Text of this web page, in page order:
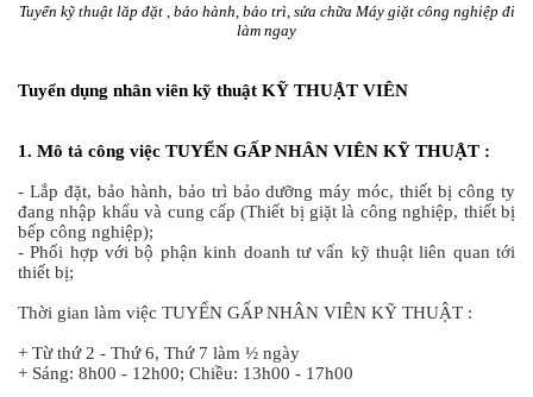
Tuyển kỹ thuật lăp đặt , bảo hành, bảo trì, sửa chữa Máy giặt công nghiệp đi
làm ngay
Tuyển dụng nhân viên kỹ thuật KỸ THUẬT VIÊN
1. Mô tả công việc TUYỂN GẤP NHÂN VIÊN KỸ THUẬT :
- Lắp đặt, bảo hành, bảo trì bảo dưỡng máy móc, thiết bị công ty
đang nhập khẩu và cung cấp (Thiết bị giặt là công nghiệp, thiết bị
bếp công nghiệp);
- Phối hợp với bộ phận kinh doanh tư vấn kỹ thuật liên quan tới
thiết bị;
Thời gian làm việc TUYỂN GẤP NHÂN VIÊN KỸ THUẬT :
+ Từ thứ 2 - Thứ 6, Thứ 7 làm ½ ngày
+ Sáng: 8h00 - 12h00; Chiều: 13h00 - 17h00